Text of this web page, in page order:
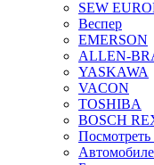
SEW
Веспер
EMERSON
ALLEN-
YASKAWA
VACON
TOSHIBA
BOSCH
Посмотреть